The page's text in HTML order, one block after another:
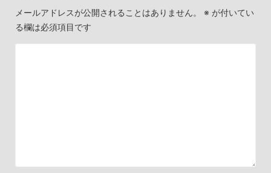
メールアドレスが公開されることはありません。 ※ が付いてい
る欄は必須項目です